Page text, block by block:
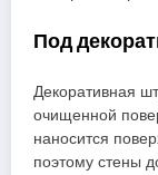
Под
Декоративная
очищенной
наносится
поэтому стены